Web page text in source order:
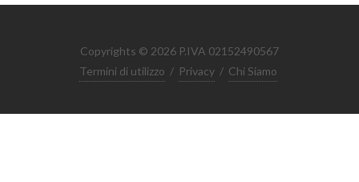
Copyrights © 2026 P.IVA 02152490567
Termini di utilizzo / Privacy / Chi Siamo